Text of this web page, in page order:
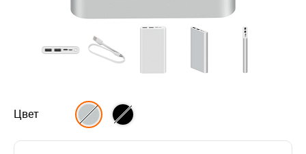
Цвет